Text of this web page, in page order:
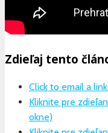
Zdieľaj tento
Click to email a
Kliknite pre
okne)